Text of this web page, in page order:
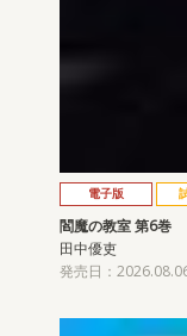
電子版
閻魔の教室 第6巻
田中優吏
発売日：